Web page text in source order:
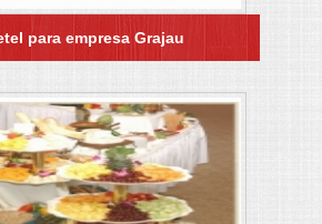
para empresa Grajau